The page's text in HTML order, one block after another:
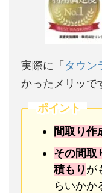
実際に「 タウン
かったメリッで
ポイント
間取り作
その間取
積もりが
らいかか